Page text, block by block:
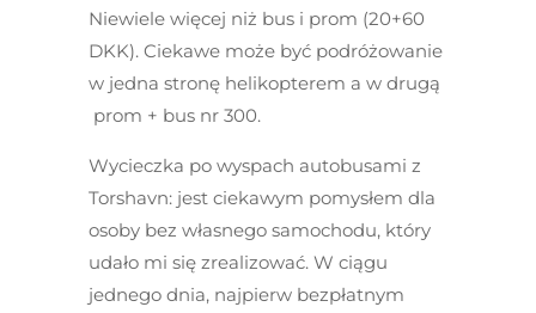
Niewiele więcej niż bus i prom (20+60
DKK). Ciekawe może być podróżowanie
w jedna stronę helikopterem a w drugą
prom + bus nr 300.
Wycieczka po wyspach autobusami z
Torshavn: jest ciekawym pomysłem dla
osoby bez własnego samochodu, który
udało mi się zrealizować. W ciągu
jednego dnia, najpierw bezpłatnym